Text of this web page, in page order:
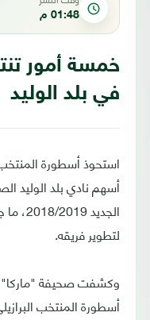
01:48 م
خمسة أمور
في بلد الوليد
أسهم نادي بلد الوليد
لتطوير فريقه.
وكشفت صحيفة "ماركا"
أسطورة المنتخب